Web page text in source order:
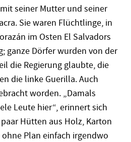
seiner Mutter und seiner
Sie waren Flüchtlinge, in
im Osten El Salvadors
ganze Dörfer wurden von der
die Regierung glaubte, die
die linke Guerilla. Auch
worden. „Damals
Leute hier“, erinnert sich
Hütten aus Holz, Karton
Plan einfach irgendwo